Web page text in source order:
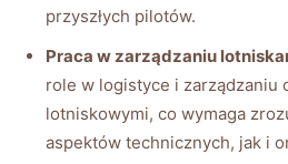
przyszłych pilotów.
Praca w zarządzaniu
role w logistyce i zarządzaniu
lotniskowymi, co wymaga
aspektów technicznych, jak i